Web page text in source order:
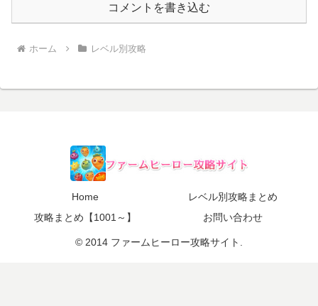
コメントを書き込む
ホーム レベル別攻略
Home
レベル別攻略まとめ
攻略まとめ【1001～】
お問い合わせ
© 2014 ファームヒーロー攻略サイト.